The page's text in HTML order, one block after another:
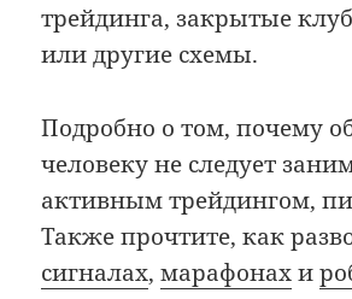
трейдинга, закрытые
или другие схемы.
Подробно о том, почему
человеку не следует
активным трейдингом,
Также прочтите, как
сигналах,марафонахи